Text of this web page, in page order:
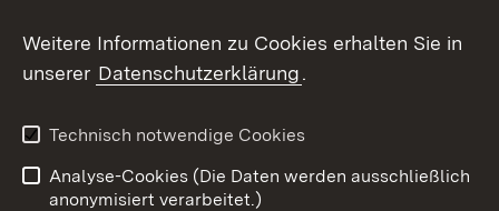
Social Wall
X / Twitter
Youtube
Weitere Informationen zu Cookies erhalten Sie in
unserer Datenschutzerklärung.
Technisch notwendige Cookies
Analyse-Cookies (Die Daten werden ausschließlich
anonymisiert verarbeitet.)